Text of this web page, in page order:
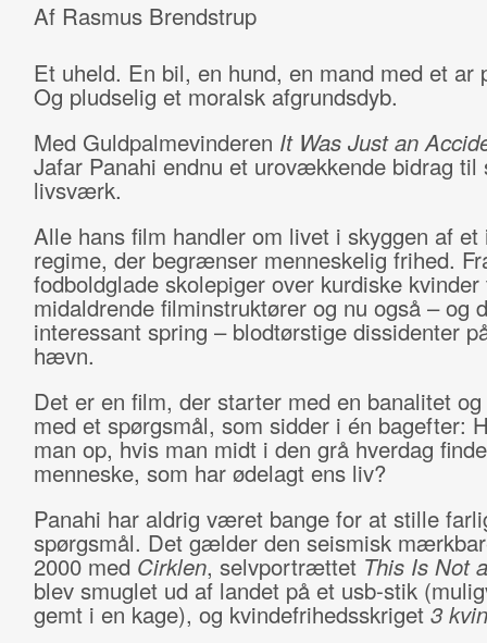
Af Rasmus Brendstrup
Et uheld. En bil, en hund, en mand med et ar
Og pludselig et moralsk afgrundsdyb.
Med Guldpalmevinderen It Was Just an
Jafar Panahi endnu et urovækkende bidrag til
livsværk.
Alle hans film handler om livet i skyggen af et
regime, der begrænser menneskelig frihed.
fodboldglade skolepiger over kurdiske kvinder
midaldrende filminstruktører og nu også – og
interessant spring – blodtørstige dissidenter
hævn.
Det er en film, der starter med en banalitet
med et spørgsmål, som sidder i én bagefter:
man op, hvis man midt i den grå hverdag
menneske, som har ødelagt ens liv?
Panahi har aldrig været bange for at stille
spørgsmål. Det gælder den seismisk
2000 med Cirklen, selvportrættet This Is Not
blev smuglet ud af landet på et usb-stik
gemt i en kage), og kvindefrihedsskriget3